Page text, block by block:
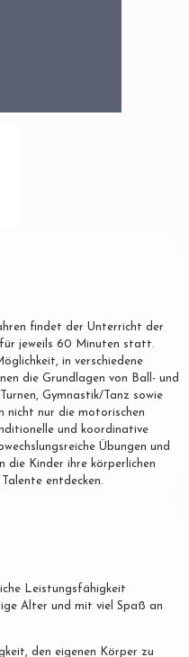
findet der Unterricht der
für jeweils 60 Minuten statt.
in verschiedene
die Grundlagen von Ball- und
Gymnastik/Tanz sowie
nicht nur die motorischen
und koordinative
Übungen und
die Kinder ihre körperlichen
entdecken.
Leistungsfähigkeit
Alter und mit viel Spaß an
den eigenen Körper zu